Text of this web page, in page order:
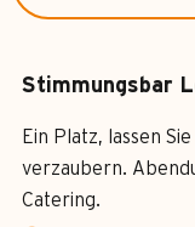
Stimmungsbar
Ein Platz, lassen
verzaubern.
Catering.